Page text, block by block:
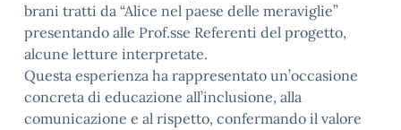
brani tratti da “Alice nel paese delle meraviglie”
presentando alle Prof.sse Referenti del progetto,
alcune letture interpretate.
Questa esperienza ha rappresentato un’occasione
concreta di educazione all’inclusione, alla
comunicazione e al rispetto, confermando il valore